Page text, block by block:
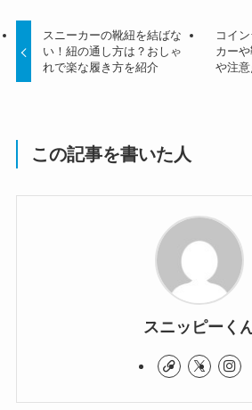
スニーカーの靴紐を結ばな
い！紐の通し方は？おしゃ
れで楽な履き方を紹介
コイ
カー
や注
この記事を書いた人
スニッピーく